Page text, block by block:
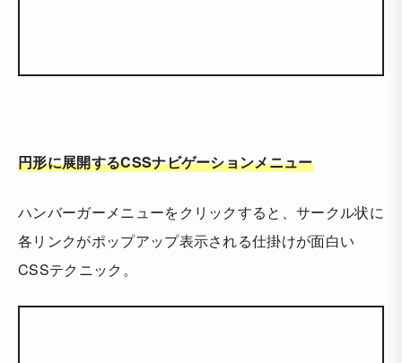
円形に展開するCSSナビゲーションメニュー
ハンバーガーメニューをクリックすると、サークル状に
各リンクがポップアップ表示される仕掛けが面白い
CSSテクニック。